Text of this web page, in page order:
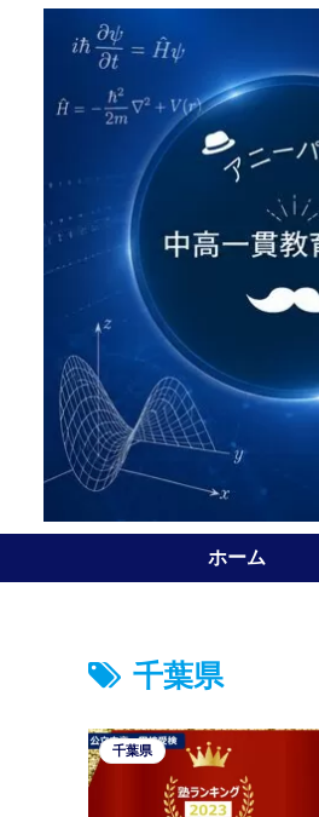
ホーム
千葉県
千葉県